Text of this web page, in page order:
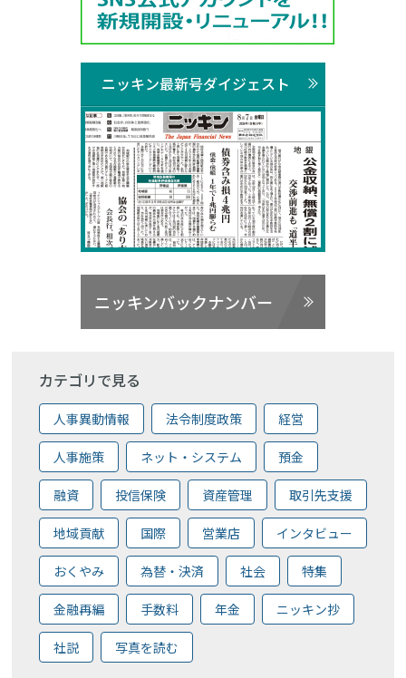
ニッキン最新号ダイジェスト
ニッキンバックナンバー
カテゴリで見る
人事異動情報 法令制度政策 経営
人事施策 ネット・システム 預金
融資 投信保険 資産管理 取引先支援
地域貢献 国際 営業店 インタビュー
おくやみ 為替・決済 社会 特集
金融再編 手数料 年金 ニッキン抄
社説 写真を読む